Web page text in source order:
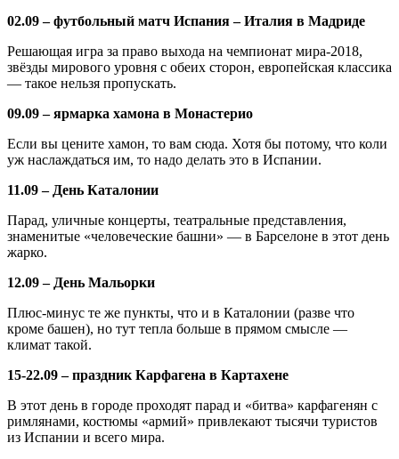
02.09 – футбольный матч Испания – Италия в Мадриде
Решающая игра за право выхода на чемпионат мира-2018,
звёзды мирового уровня с обеих сторон, европейская классика
— такое нельзя пропускать.
09.09 – ярмарка хамона в Монастерио
Если вы цените хамон, то вам сюда. Хотя бы потому, что коли
уж наслаждаться им, то надо делать это в Испании.
11.09 – День Каталонии
Парад, уличные концерты, театральные представления,
знаменитые «человеческие башни» — в Барселоне в этот день
жарко.
12.09 – День Мальорки
Плюс-минус те же пункты, что и в Каталонии (разве что
кроме башен), но тут тепла больше в прямом смысле —
климат такой.
15-22.09 – праздник Карфагена в Картахене
В этот день в городе проходят парад и «битва» карфагенян с
римлянами, костюмы «армий» привлекают тысячи туристов
из Испании и всего мира.